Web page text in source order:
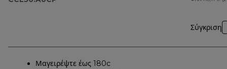
Σύγκριση
Μαγειρέψτε έως 180c